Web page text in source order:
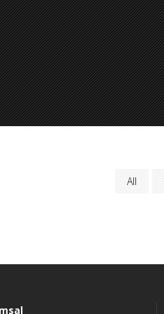
All